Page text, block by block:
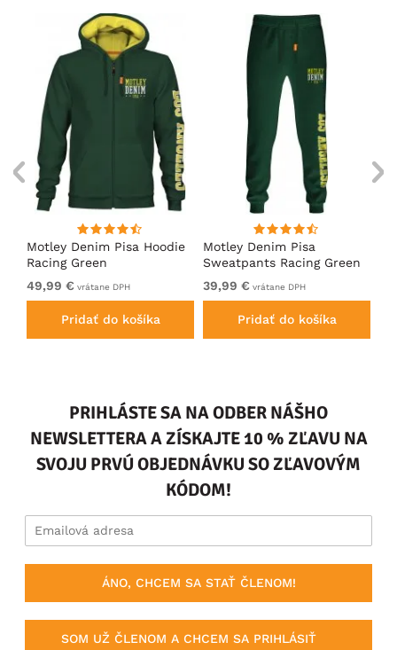
Motley Denim Pisa Hoodie
Racing Green
49,99 € vrátane DPH
Pridať do košíka
Motley Denim Pisa
Sweatpants Racing Green
39,99 € vrátane DPH
Pridať do košíka
PRIHLÁSTE SA NA ODBER NÁŠHO
NEWSLETTERA A ZÍSKAJTE 10 % ZĽAVU NA
SVOJU PRVÚ OBJEDNÁVKU SO ZĽAVOVÝM
KÓDOM!
ÁNO, CHCEM SA STAŤ ČLENOM!
SOM UŽ ČLENOM A CHCEM SA PRIHLÁSIŤ